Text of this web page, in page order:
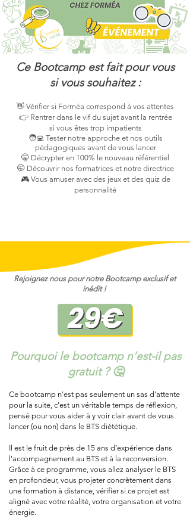
Ce Bootcamp est fait pour vous
si vous souhaitez :
👋 Vérifier si Forméa correspond à vos attentes
👉 Rentrer dans le vif du sujet avant la rentrée
si vous êtes trop impatients
🧑‍💻 Tester notre approche et nos outils
pédagogiques avant de vous lancer
🤫 Décrypter en 100% le nouveau référentiel
🤭 Découvrir nos formatrices et notre directrice
🎮 Vous amuser avec des jeux et des quiz de
personnalité
Rejoignez nous pour notre Bootcamp exclusif et
inédit !
Pourquoi le bootcamp n’est-il pas
gratuit ? 🤔
Ce bootcamp n'est pas seulement un sas d'attente
pour la suite, c'est un véritable temps de réflexion,
pensé pour vous aider à y voir clair avant de vous
lancer (ou non) dans le BTS diététique.
Il est le fruit de près de 15 ans d’expérience dans
l'accompagnement au BTS et à la reconversion.
Grâce à ce programme, vous allez analyser le BTS
en profondeur, vous projeter concrètement dans
une formation à distance, vérifier si ce projet est
aligné avec votre réalité, votre organisation et votre
énergie.